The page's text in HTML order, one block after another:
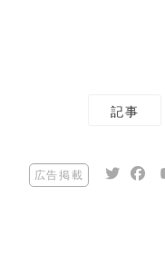
記事
広告掲載